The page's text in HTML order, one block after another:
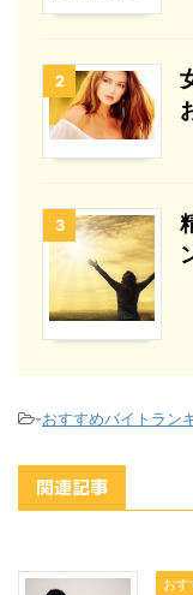
2
3
-おすすめバイトラン
関連記事
お